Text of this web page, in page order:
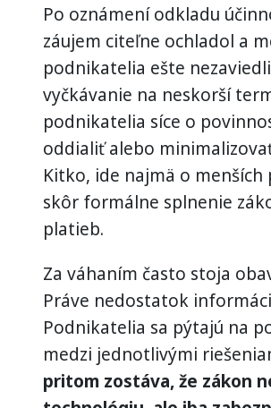
Po oznámení odkladu
záujem citeľne ochladol a
podnikatelia ešte
vyčkávanie na neskorší
podnikatelia síce o
oddialiť alebo
Kitko, ide najmä o
skôr formálne splnenie
platieb.
Za váhaním často stoja
Práve nedostatok
Podnikatelia sa pýtajú na
medzi jednotlivými
pritom zostáva, že zákon